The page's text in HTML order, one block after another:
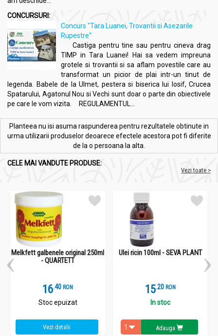
CONCURSURI:
Concurs "Tara Luanei, Trovantii si Asezarile
Rupestre"
Castiga pentru tine sau pentru cineva drag
TIMP in Tara Luanei! Hai sa vedem impreuna
grotele si trovantii si sa aflam povestile care au
transformat un picior de plai intr-un tinut de
legenda. Babele de la Ulmet, pestera si biserica lui Iosif, Crucea
Spatarului, Agatonul Nou si Vechi sunt doar o parte din obiectivele
pe care le vom vizita. REGULAMENTUL...
Planteea nu isi asuma raspunderea pentru rezultatele obtinute in
urma utilizarii produselor deoarece efectele acestora pot fi diferite
de la o persoana la alta.
CELE MAI VANDUTE PRODUSE:
Vezi toate >
Melkfett galbenele original 250ml
- QUARTETT
16.4 RON
Stoc epuizat
Vezi detalii
Ulei ricin 100ml - SEVA PLANT
15.2 RON
In stoc
Adauga